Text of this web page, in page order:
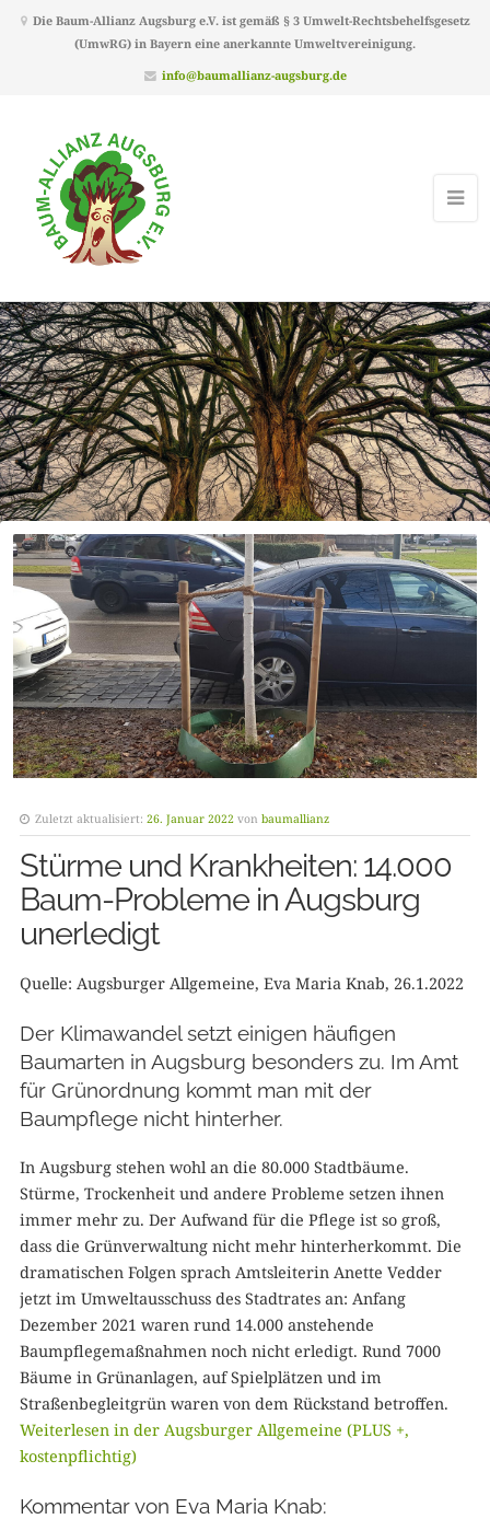
Die Baum-Allianz Augsburg e.V. ist gemäß § 3 Umwelt-Rechtsbehelfsgesetz
(UmwRG) in Bayern eine anerkannte Umweltvereinigung.
info@baumallianz-augsburg.de
Zuletzt aktualisiert: 26. Januar 2022 von baumallianz
Stürme und Krankheiten: 14.000
Baum-Probleme in Augsburg
unerledigt
Quelle: Augsburger Allgemeine, Eva Maria Knab, 26.1.2022
Der Klimawandel setzt einigen häufigen
Baumarten in Augsburg besonders zu. Im Amt
für Grünordnung kommt man mit der
Baumpflege nicht hinterher.
In Augsburg stehen wohl an die 80.000 Stadtbäume.
Stürme, Trockenheit und andere Probleme setzen ihnen
immer mehr zu. Der Aufwand für die Pflege ist so groß,
dass die Grünverwaltung nicht mehr hinterherkommt. Die
dramatischen Folgen sprach Amtsleiterin Anette Vedder
jetzt im Umweltausschuss des Stadtrates an: Anfang
Dezember 2021 waren rund 14.000 anstehende
Baumpflegemaßnahmen noch nicht erledigt. Rund 7000
Bäume in Grünanlagen, auf Spielplätzen und im
Straßenbegleitgrün waren von dem Rückstand betroffen.
Weiterlesen in der Augsburger Allgemeine (PLUS +,
kostenpflichtig)
Kommentar von Eva Maria Knab: